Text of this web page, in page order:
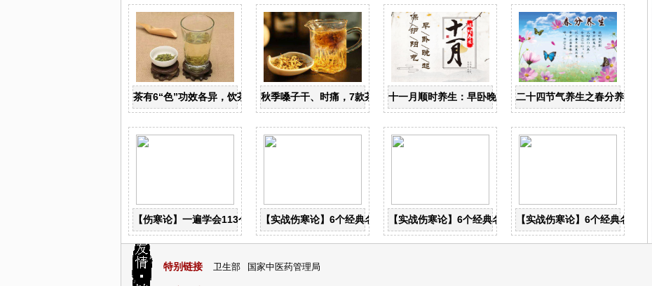
茶有6“色”功效各异，饮茶养生寒温有宜忌秋季嗓子干、时痛，7款茶饮辩证用十一月顺时养生：早卧晚起，保护阳气二十四节气养生之春分养生
【伤寒论】一遍学会113个古典经方！【实战伤寒论】6个经典名方，搞定一本伤寒论【实战伤寒论】6个经典名方，搞定一本伤寒论
【实战伤寒论】6个经典名方，
特别链接 卫生部 国家中医药管理局